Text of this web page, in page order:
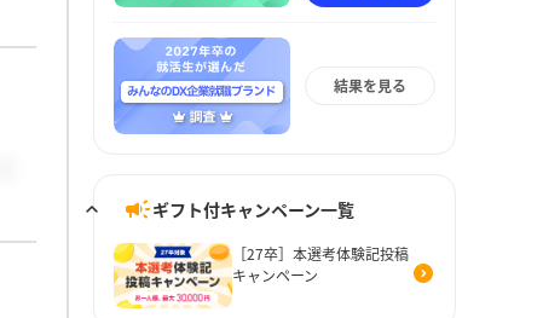
結果を見る
ギフト付キャンペーン一覧
［27卒］本選考体験記投稿
キャンペーン